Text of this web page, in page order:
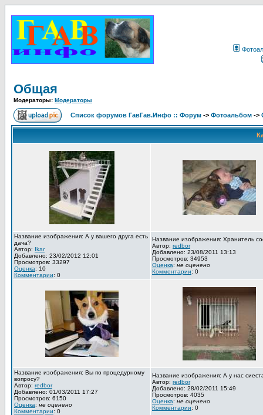
Общая
Модераторы: Модераторы
Список форумов ГавГав.Инфо :: Форум -> Фотоальбом ->
Название изображения: А у вашего друга есть
дача?
Автор: Ikar
Добавлено: 23/02/2012 12:01
Просмотров: 33297
Оценка: 10
Комментарии: 0
Название изображения: Хранитель
Автор: redbor
Добавлено: 23/08/2011 13:13
Просмотров: 34953
Оценка: не оценено
Комментарии: 0
Название изображения: Вы по процедурному
вопросу?
Автор: redbor
Добавлено: 01/03/2011 17:27
Просмотров: 6150
Оценка: не оценено
Комментарии: 0
Название изображения: А у нас
Автор: redbor
Добавлено: 28/02/2011 15:49
Просмотров: 4035
Оценка: не оценено
Комментарии: 0